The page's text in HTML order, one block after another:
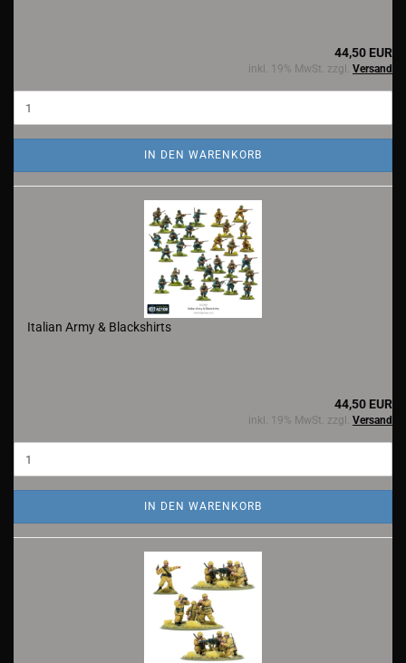
44,50 EUR
inkl. 19% MwSt. zzgl. Versand
IN DEN WARENKORB
Italian Army & Blackshirts
44,50 EUR
inkl. 19% MwSt. zzgl. Versand
IN DEN WARENKORB